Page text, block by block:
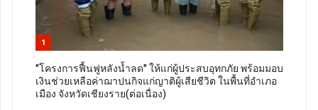
1
"โครงการฟื้นฟูหลังน้ำลด" ให้แก่ผู้ประสบอุทกภัย พร้อมมอบ
เงินช่วยเหลือค่าฌาปนกิจแก่ญาติผู้เสียชีวิต ในพื้นที่อำเภอ
เมือง จังหวัดเชียงราย(ต่อเนื่อง)